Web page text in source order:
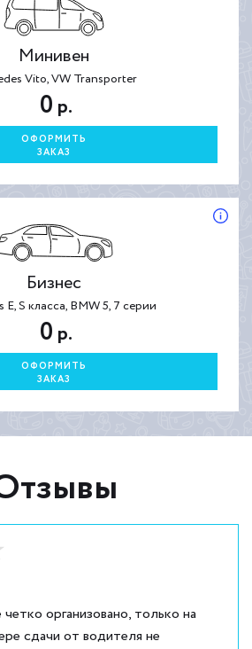
Минивен
Vito, VW Transporter
0 р.
ОФОРМИТЬ
ЗАКАЗ
Бизнес
E, S класса, BMW 5, 7 серии
0 р.
ОФОРМИТЬ
ЗАКАЗ
организовано, только на
сдачи от водителя не